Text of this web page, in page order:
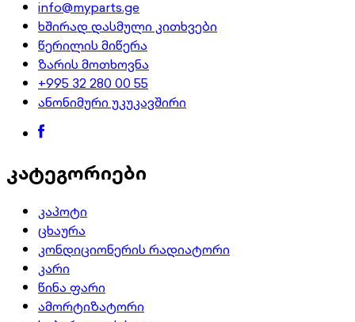
info@myparts.ge
ხშირად დასმული კითხვები
წერილის მიწერა
ზარის მოთხოვნა
+995 32 280 00 55
ანონიმური უკუკავშირი
კატეგორიები
კაპოტი
ცხაურა
კონდიციონერის რადიატორი
კარი
წინა ფარი
ამორტიზატორი